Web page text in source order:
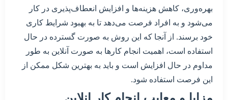
بهره‌وری، کاهش هزینه‌ها و افزایش انعطاف‌پذیری در کار
می‌شود و به افراد فرصت می‌دهد تا به بهبود شرایط کاری
خود برسند. از آنجا که این روش به صورت گسترده در حال
استفاده است، اهمیت انجام کارها به صورت آنلاین به طور
مداوم در حال افزایش است و باید به بهترین شکل ممکن از
این فرصت استفاده شود.